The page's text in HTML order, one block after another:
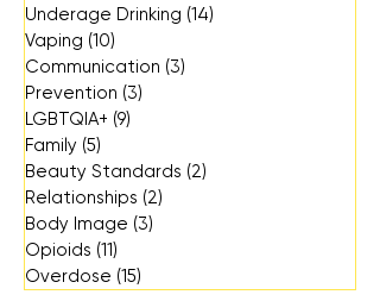
Underage Drinking (14)
Vaping (10)
Communication (3)
Prevention (3)
LGBTQIA+ (9)
Family (5)
Beauty Standards (2)
Relationships (2)
Body Image (3)
Opioids (11)
Overdose (15)